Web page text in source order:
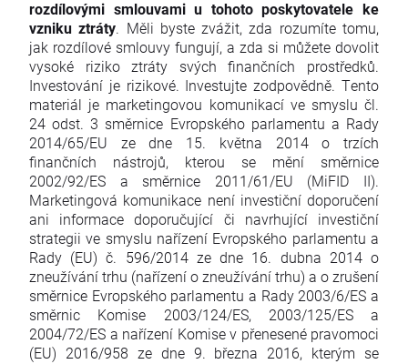
rozdílovými smlouvami u tohoto poskytovatele ke
vzniku ztráty. Měli byste zvážit, zda rozumíte tomu,
jak rozdílové smlouvy fungují, a zda si můžete dovolit
vysoké riziko ztráty svých finančních prostředků.
Investování je rizikové. Investujte zodpovědně. Tento
materiál je marketingovou komunikací ve smyslu čl.
24 odst. 3 směrnice Evropského parlamentu a Rady
2014/65/EU ze dne 15. května 2014 o trzích
finančních nástrojů, kterou se mění směrnice
2002/92/ES a směrnice 2011/61/EU (MiFID II).
Marketingová komunikace není investiční doporučení
ani informace doporučující či navrhující investiční
strategii ve smyslu nařízení Evropského parlamentu a
Rady (EU) č. 596/2014 ze dne 16. dubna 2014 o
zneužívání trhu (nařízení o zneužívání trhu) a o zrušení
směrnice Evropského parlamentu a Rady 2003/6/ES a
směrnic Komise 2003/124/ES, 2003/125/ES a
2004/72/ES a nařízení Komise v přenesené pravomoci
(EU) 2016/958 ze dne 9. března 2016, kterým se